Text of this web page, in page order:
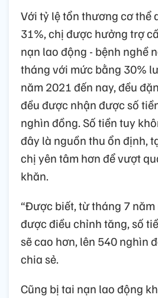
Với tỷ lệ tổn thương cơ thể
31%, chị được hưởng trợ
nạn lao động - bệnh nghề
tháng với mức bằng 30%
năm 2021 đến nay, đều
đều được nhận được số
nghìn đồng. Số tiền tuy
đây là nguồn thu ổn định,
chị yên tâm hơn để vượt
khăn.
“Được biết, từ tháng 7
được điều chỉnh tăng, số
sẽ cao hơn, lên 540 nghìn
chia sẻ.
Cũng bị tai nạn lao động